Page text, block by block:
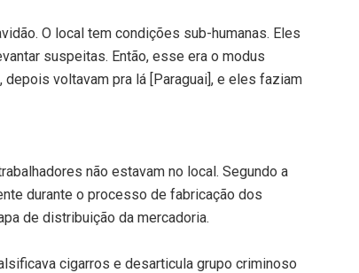
O local tem condições sub-humanas. Eles
suspeitas. Então, esse era o modus
voltavam pra lá [Paraguai], e eles faziam
não estavam no local. Segundo a
durante o processo de fabricação dos
de distribuição da mercadoria.
cigarros e desarticula grupo criminoso